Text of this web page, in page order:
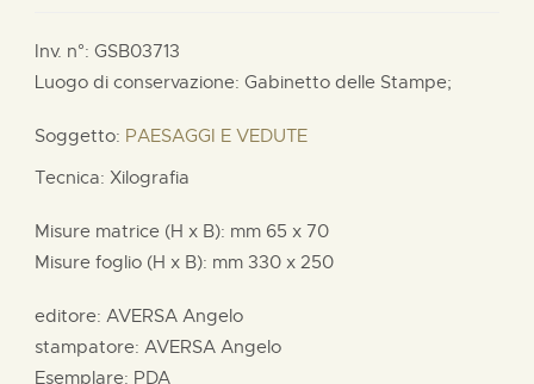
Inv. n°: GSB03713
Luogo di conservazione: Gabinetto delle Stampe;
Soggetto: PAESAGGI E VEDUTE
Tecnica: Xilografia
Misure matrice (H x B): mm 65 x 70
Misure foglio (H x B): mm 330 x 250
editore: AVERSA Angelo
stampatore: AVERSA Angelo
Esemplare: PDA